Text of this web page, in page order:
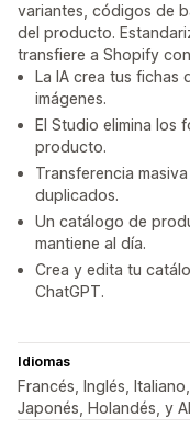
variantes, códigos de
del producto.
transfiere a Shopify
La IA crea tus fichas
imágenes.
El Studio elimina los
producto.
Transferencia
duplicados.
Un catálogo de
mantiene al día.
Crea y edita tu
ChatGPT.
Idiomas
Francés, Inglés,
Japonés, Holandés, y